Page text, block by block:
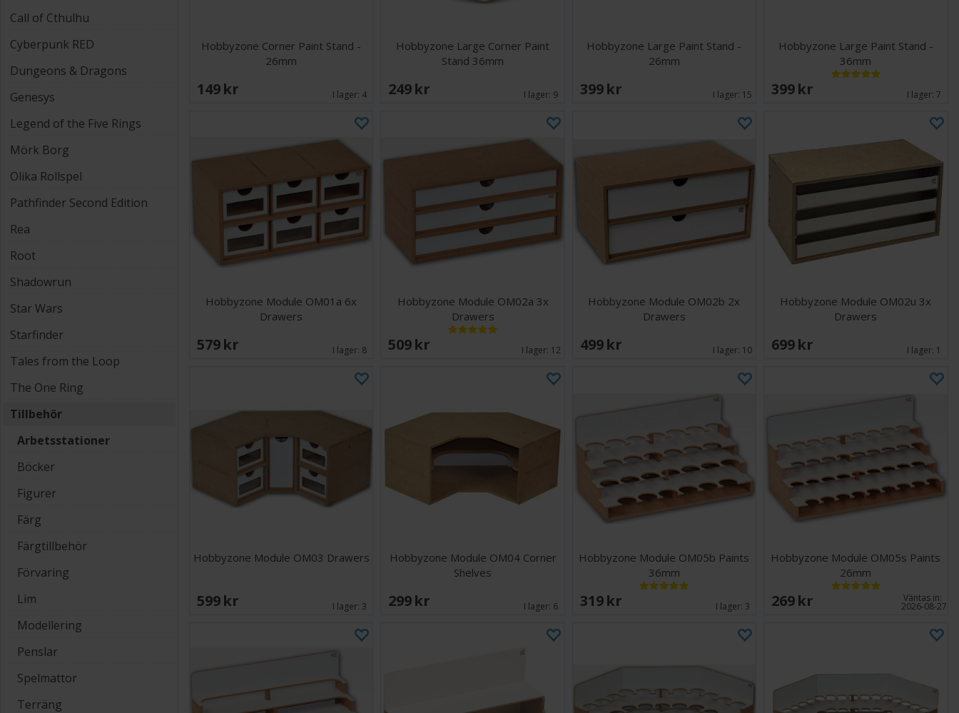
Call of Cthulhu
Cyberpunk RED
Dungeons & Dragons
Genesys
Legend of the Five Rings
Mörk Borg
Olika Rollspel
Pathfinder Second Edition
Rea
Root
Shadowrun
Star Wars
Starfinder
Tales from the Loop
The One Ring
Tillbehör
Arbetsstationer
Böcker
Figurer
Färg
Färgtillbehör
Förvaring
Lim
Modellering
Penslar
Spelmattor
Terräng
Hobbyzone Corner Paint Stand -
26mm
149 SEK I lager: 4
Hobbyzone Large Corner Paint
Stand 36mm
249 SEK I lager: 9
Hobbyzone Large Paint Stand -
26mm
399 SEK I lager: 15
Hobbyzone Large Paint Stand -
36mm
399 SEK I lager:7
Hobbyzone Module OM01a 6x
Drawers
579 SEK I lager: 8
Hobbyzone Module OM02a 3x
Drawers
509 SEK I lager: 12
Hobbyzone Module OM02b 2x
Drawers
499 SEK I lager: 10
Hobbyzone Module OM02u 3x
Drawers
699 SEK I lager: 1
Hobbyzone Module OM03 Drawers
599 SEK I lager: 3
Hobbyzone Module OM04 Corner
Shelves
299 SEK I lager: 6
Hobbyzone Module OM05b Paints
36mm
319 SEK I lager: 3
Hobbyzone Module OM05s Paints
26mm
269 SEK Väntas in:
2026-08-27